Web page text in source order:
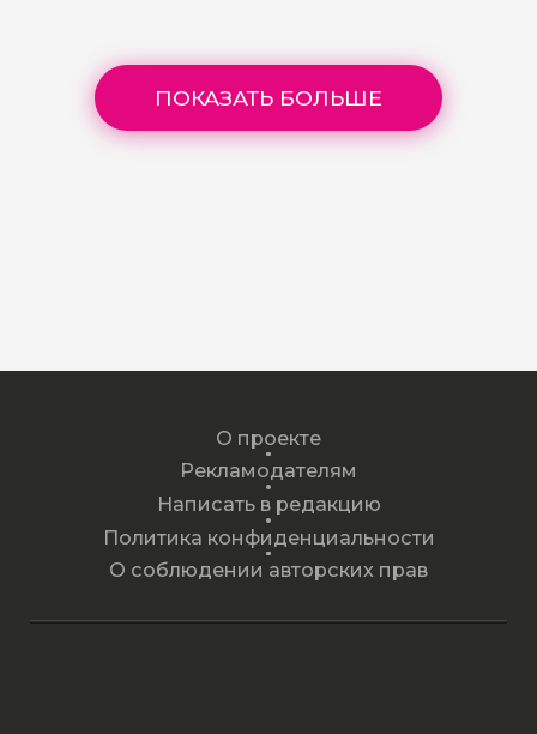
ПОКАЗАТЬ БОЛЬШЕ
О проекте
Рекламодателям
Написать в редакцию
Политика конфиденциальности
О соблюдении авторских прав